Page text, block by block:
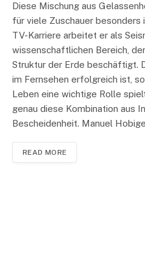
Diese Mischung aus
für viele Zuschauer besonders
TV-Karriere arbeitet er als
wissenschaftlichen Bereich,
Struktur der Erde beschäftigt.
im Fernsehen erfolgreich ist,
Leben eine wichtige Rolle
genau diese Kombination aus
Bescheidenheit. Manuel
READ MORE